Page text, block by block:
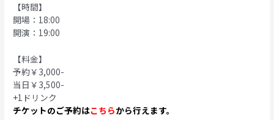
【時間】
開場：18:00
開演：19:00
【料金】
予約￥3,000-
当日￥3,500-
+1ドリンク
チケットのご予約はこちらから行えます。